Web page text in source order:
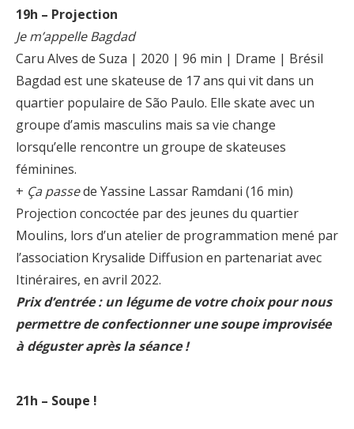
19h – Projection
Je m’appelle Bagdad
Caru Alves de Suza | 2020 | 96 min | Drame | Brésil
Bagdad est une skateuse de 17 ans qui vit dans un
quartier populaire de São Paulo. Elle skate avec un
groupe d’amis masculins mais sa vie change
lorsqu’elle rencontre un groupe de skateuses
féminines.
+ Ça passede Yassine Lassar Ramdani (16 min)
Projection concoctée par des jeunes du quartier
Moulins, lors d’un atelier de programmation mené par
l’association Krysalide Diffusion en partenariat avec
Itinéraires, en avril 2022.
Prix d’entrée : un légume de votre choix pour nous
permettre de confectionner une soupe improvisée
à déguster après la séance !
21h – Soupe !